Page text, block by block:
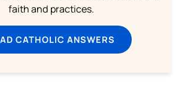
faith and practices.
CATHOLIC ANSWERS